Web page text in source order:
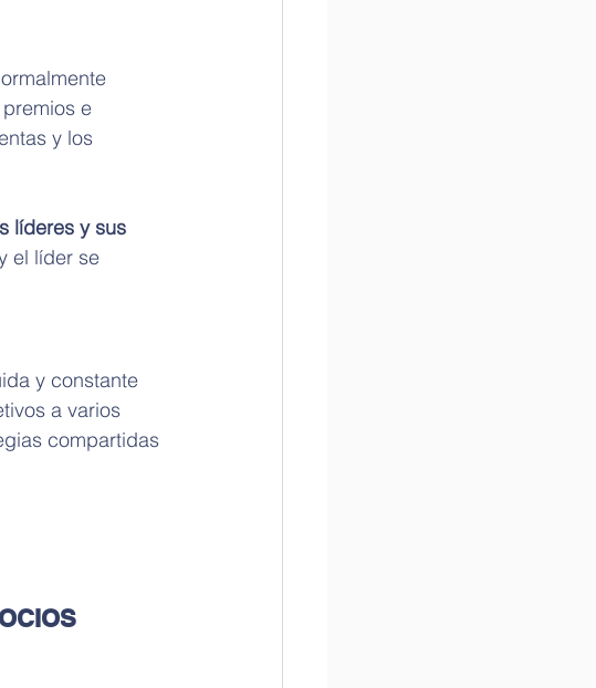
e
y los
líderes y sus
el líder se
y constante
a varios
compartidas